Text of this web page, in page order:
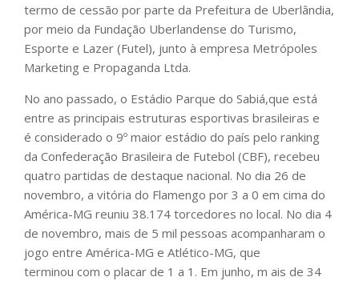
termo de cessão por parte da Prefeitura de Uberlândia,
por meio da Fundação Uberlandense do Turismo,
Esporte e Lazer (Futel), junto à empresa Metrópoles
Marketing e Propaganda Ltda.
No ano passado, o Estádio Parque do Sabiá,que está
entre as principais estruturas esportivas brasileiras e
é considerado o 9º maior estádio do país pelo ranking
da Confederação Brasileira de Futebol (CBF), recebeu
quatro partidas de destaque nacional. No dia 26 de
novembro, a vitória do Flamengo por 3 a 0 em cima do
América-MG reuniu 38.174 torcedores no local. No dia 4
de novembro, mais de 5 mil pessoas acompanharam o
jogo entre América-MG e Atlético-MG, que
terminou com o placar de 1 a 1. Em junho, m ais de 34